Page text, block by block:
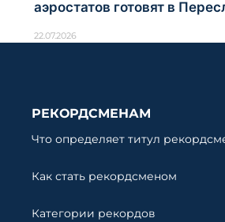
аэростатов готовят в
22.07.2026
РЕКОРДСМЕНАМ
Что определяет титул
Как стать рекордсменом
Категории рекордов